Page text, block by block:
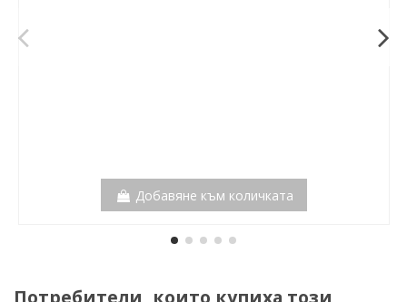
Добавяне към количката
Потребители, които купиха този